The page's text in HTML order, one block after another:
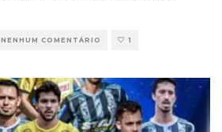
NENHUM COMENTÁRIO 1